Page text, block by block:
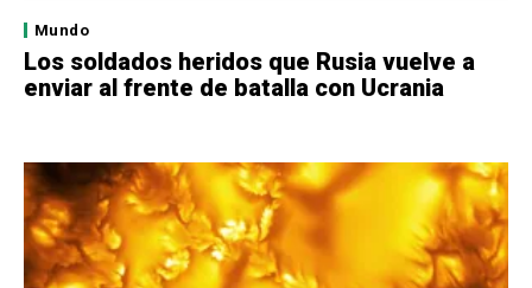
Mundo
Los soldados heridos que Rusia vuelve a
enviar al frente de batalla con Ucrania